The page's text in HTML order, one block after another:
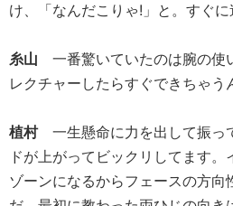
け、「なんだこりゃ!」と。すぐに
糸山 一番驚いていたのは腕の使
レクチャーしたらすぐできちゃう
植村一生懸命に力を出して振っ
ドが上がってビックリしてます。
ゾーンになるからフェースの方向